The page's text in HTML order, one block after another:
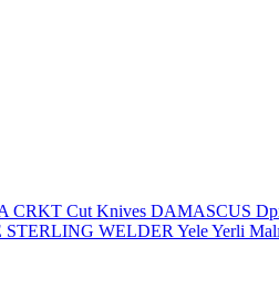
CRKT Cut Knives DAMASCUS
STERLING WELDER YeleYerli